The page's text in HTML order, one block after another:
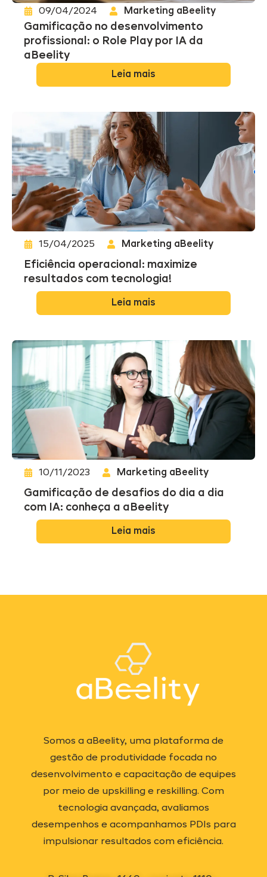
09/04/2024 Marketing aBeelity
Gamificação no desenvolvimento
profissional: o Role Play por IA da
aBeelity
Leia mais
15/04/2025 Marketing aBeelity
Eficiência operacional: maximize
resultados com tecnologia!
Leia mais
10/11/2023 Marketing aBeelity
Gamificação de desafios do dia a dia
com IA: conheça a aBeelity
Leia mais
Somos a aBeelity, uma plataforma de
gestão de produtividade focada no
desenvolvimento e capacitação de equipes
por meio de upskilling e reskilling. Com
tecnologia avançada, avaliamos
desempenhos e acompanhamos PDIs para
impulsionar resultados com eficiência.